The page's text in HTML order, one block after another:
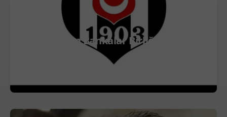
Beşiktaş’tan Bankalar Birliği Borcunda